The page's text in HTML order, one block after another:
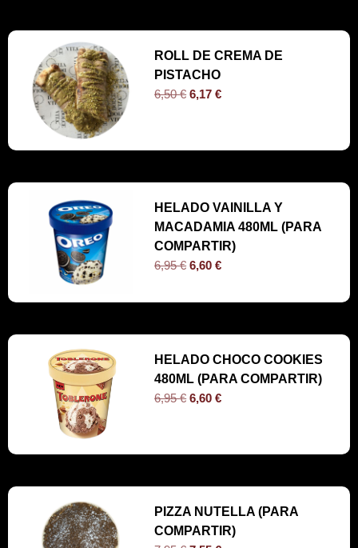
ROLL DE CREMA DE
PISTACHO
6,50€ 6,17€
HELADO VAINILLA Y
MACADAMIA 480ML (PARA
COMPARTIR)
6,95€ 6,60€
HELADO CHOCO COOKIES
480ML (PARA COMPARTIR)
6,95€ 6,60€
PIZZA NUTELLA (PARA
COMPARTIR)